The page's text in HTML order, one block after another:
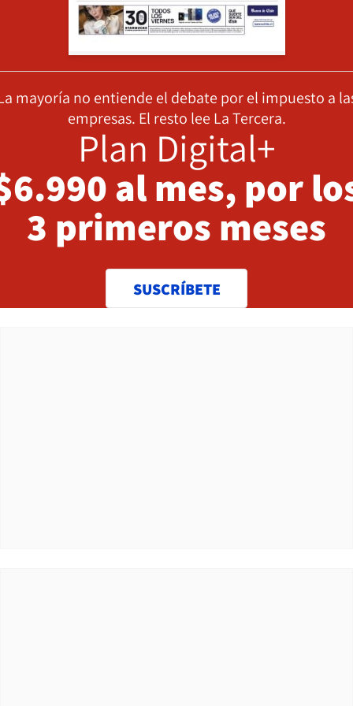
mayoría no entiende el debate por el impuesto a
empresas. El resto lee La Tercera.
Plan Digital+
al mes, por
3 primeros meses
SUSCRÍBETE